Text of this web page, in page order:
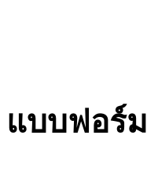
แบบฟอร์ม